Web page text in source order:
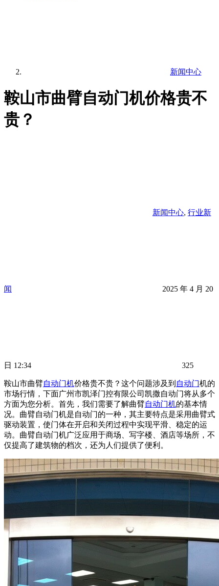
新闻中心
鞍山市曲臂自动门机价格贵不
贵？
新闻中心, 行业新
闻 2025 年 4 月 20
日 12:34 325
鞍山市曲臂自动门机价格贵不贵？这个问题涉及到 自动门机的
市场行情，下面广州市凯泽门控有限公司凯撒自动门将从多个
方面为您分析。首先，我们需要了解曲臂自动门机的基本情
况。曲臂自动门机是自动门的一种，其主要特点是采用曲臂式
驱动装置，使门体在开启和关闭过程中实现平滑、稳定的运
动。曲臂自动门机广泛应用于商场、写字楼、酒店等场所，不
仅提高了建筑物的档次，还为人们提供了便利。